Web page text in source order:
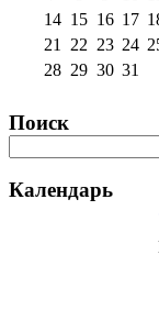
14 15 16 17
21
22 23 24
28 29 30 31
Поиск
Календарь